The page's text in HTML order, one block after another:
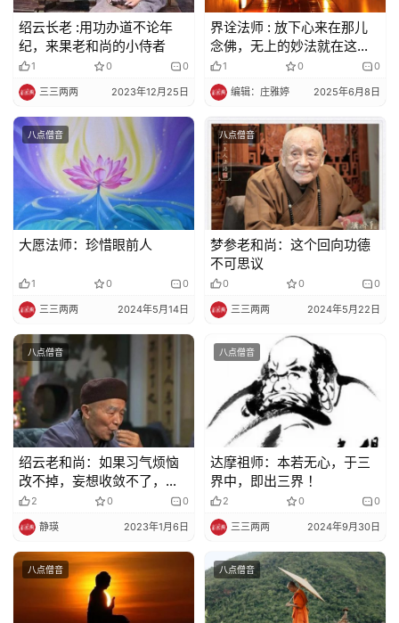
责
声
明
绍云长老 :用功办道不论年
纪，来果老和尚的小侍者
1 0 0
三三两两 2023年12月25日
界诠法师 : 放下心来在那儿
念佛，无上的妙法就在这
里，无上的神咒就在这里
1 0 0
编辑：庄雅婷 2025年6月8日
八点僧音
大愿法师：珍惜眼前人
1 0 0
三三两两 2024年5月14日
八点僧音
梦参老和尚：这个回向功德
不可思议
0 0 0
三三两两 2024年5月22日
八点僧音
绍云老和尚：如果习气烦恼
改不掉，妄想收敛不了，讲
用功、了生死都是空话
2 0 0
静瑛 2023年1月6日
八点僧音
达摩祖师：本若无心，于三
界中，即出三界 ！
2 0 0
三三两两 2024年9月30日
八点僧音 八点僧音